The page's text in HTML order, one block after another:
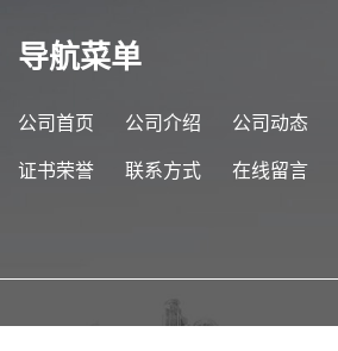
导航菜单
公司首页 公司介绍 公司动态
证书荣誉 联系方式 在线留言